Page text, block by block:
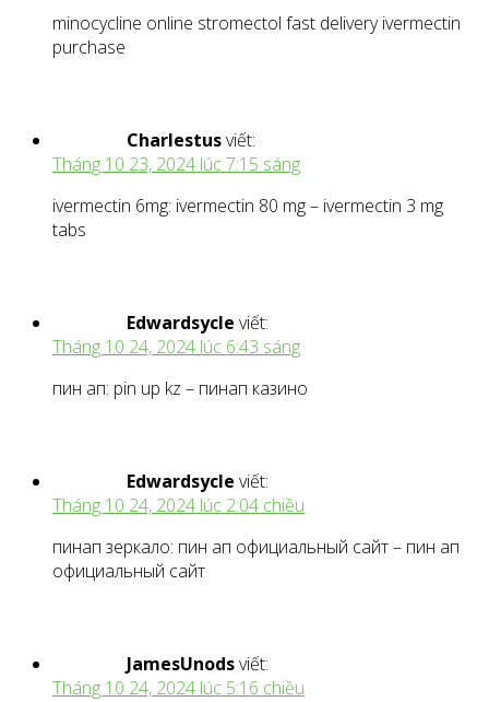
minocycline online stromectol fast delivery ivermectin
purchase
Charlestusviết:
Tháng 10 23, 2024 lúc 7:15 sáng
ivermectin 6mg: ivermectin 80 mg – ivermectin 3 mg
tabs
Edwardsycle viết:
Tháng 10 24, 2024 lúc 6:43 sáng
пин ап: pin up kz – пинап казино
Edwardsycle viết:
Tháng 10 24, 2024 lúc 2:04 chiều
пинап зеркало: пин ап официальный сайт – пин ап
официальный сайт
JamesUnodsviết:
Tháng 10 24, 2024 lúc 5:16 chiều